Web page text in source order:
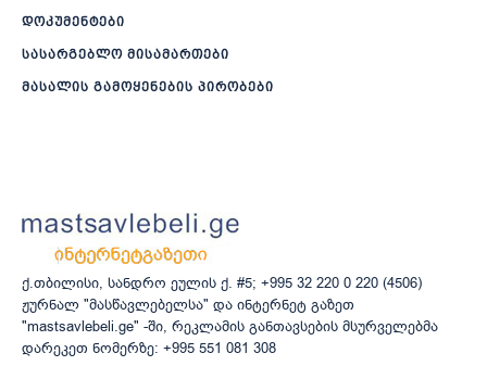
დოკუმენტები
სასარგებლო მისამართები
მასალის გამოყენების პირობები
ქ.თბილისი, სანდრო ეულის ქ. #5; +995 32 220 0 220 (4506)
ჟურნალ "მასწავლებელსა" და ინტერნეტ გაზეთ
"mastsavlebeli.ge" -ში, რეკლამის განთავსების მსურველებმა
დარეკეთ ნომერზე: +995 551 081 308